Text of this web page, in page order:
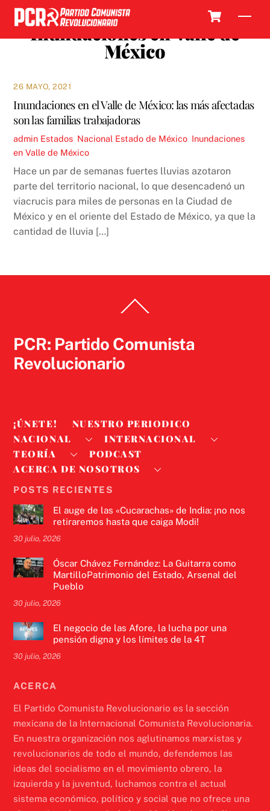
Skip
contentInundaciones en Valle de
México
26 MAYO, 2021
Inundaciones en el Valle de México: las más afectadas
son las familias trabajadoras
admin Estados Nacional Estado de México Inundaciones
en Valle de México
Hace un par de semanas fuertes lluvias azotaron
parte del territorio nacional, lo que desencadenó un
viacrucis para miles de personas en la Ciudad de
México y en el oriente del Estado de México, ya que la
cantidad de lluvia […]
To
PCR: Partido Comunista
Revolucionario
¡ÚNETE!
NUESTRO PERIODICO
NACIONAL
INTERNACIONAL
TEORÍA
PODCAST
ACERCA DE NOSOTROS
POSTS RECIENTES
El auge de las «Cucarachas» de India: ¡no nos
retiraremos hasta que caiga Modi!
30 julio, 2026
Óscar Chávez Fernández: La Guitarra como
MartilloPatrimonio del Estado, Arsenal del
Pueblo
30 julio, 2026
El negocio de las Afore, la lucha por una
pensión digna y los límites de la 4T
30 julio, 2026
ACERCA
El Partido Comunista Revolucionario es la sección
mexicana de la Internacional Comunista Revolucionaria.
En nuestra organización nos aglutinamos marxistas y
revolucionarios de todo el mundo, defendemos las
ideas del socialismo en el movimiento obrero, la
izquierda y la juventud, luchamos contra el actual
sistema económico, político y social que no ofrece una